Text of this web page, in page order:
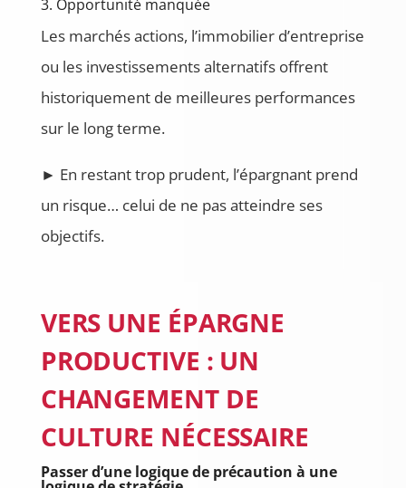
3. Opportunité manquée
Les marchés actions, l’immobilier d’entreprise
ou les investissements alternatifs offrent
historiquement de meilleures performances
sur le long terme.
► En restant trop prudent, l’épargnant prend
un risque… celui de ne pas atteindre ses
objectifs.
VERS UNE ÉPARGNE
PRODUCTIVE : UN
CHANGEMENT DE
CULTURE NÉCESSAIRE
Passer d’une logique de précaution à une